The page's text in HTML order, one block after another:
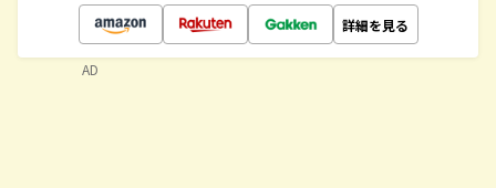
詳細を見る
AD